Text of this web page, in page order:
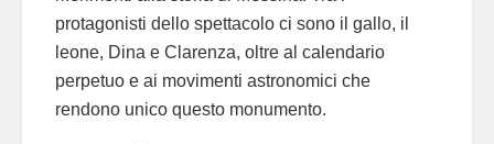
protagonisti dello spettacolo ci sono il gallo, il
leone, Dina e Clarenza, oltre al calendario
perpetuo e ai movimenti astronomici che
rendono unico questo monumento.